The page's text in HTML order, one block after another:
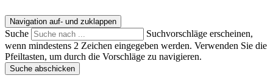
Navigation auf- und zuklappen
Suche
Suchvorschläge erscheinen,
wenn mindestens 2 Zeichen eingegeben werden. Verwenden Sie die
Pfeiltasten, um durch die Vorschläge zu navigieren.
Suche abschicken